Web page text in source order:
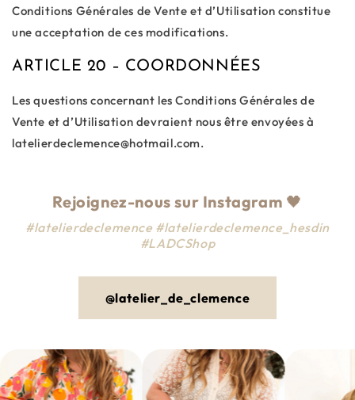
Conditions Générales de Vente et d’Utilisation constitue
une acceptation de ces modifications.
ARTICLE 20 – COORDONNÉES
Les questions concernant les Conditions Générales de
Vente et d’Utilisation devraient nous être envoyées à
latelierdeclemence@hotmail.com.
Rejoignez-nous sur Instagram 🖤
#latelierdeclemence #latelierdeclemence_hesdin
#LADCShop
@latelier_de_clemence